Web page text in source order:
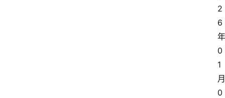
2
6
年
0
1
月
0